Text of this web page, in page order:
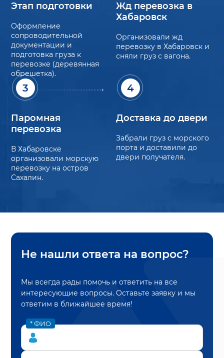
Этап подготовки
Оформление
сопроводительной
документации и
подготовка груза к
перевозке (деревянная
обрешетка).
Жд перевозка в
Хабаровск
Организовали жд
перевозку в Хабаровск и
сняли груз с вагона.
3
Паромная
перевозка
В Хабаровске
организовали морскую
перевозку на остров
Сахалин.
4
Доставка до двери
Забрали груз с морского
порта и доставили до
двери получателя.
Не нашли ответа на вопрос?
Мы всегда рады помочь и ответить на все
интересующие вопросы. Оставьте заявку и мы
ответим в ближайшее время!
* ФИО